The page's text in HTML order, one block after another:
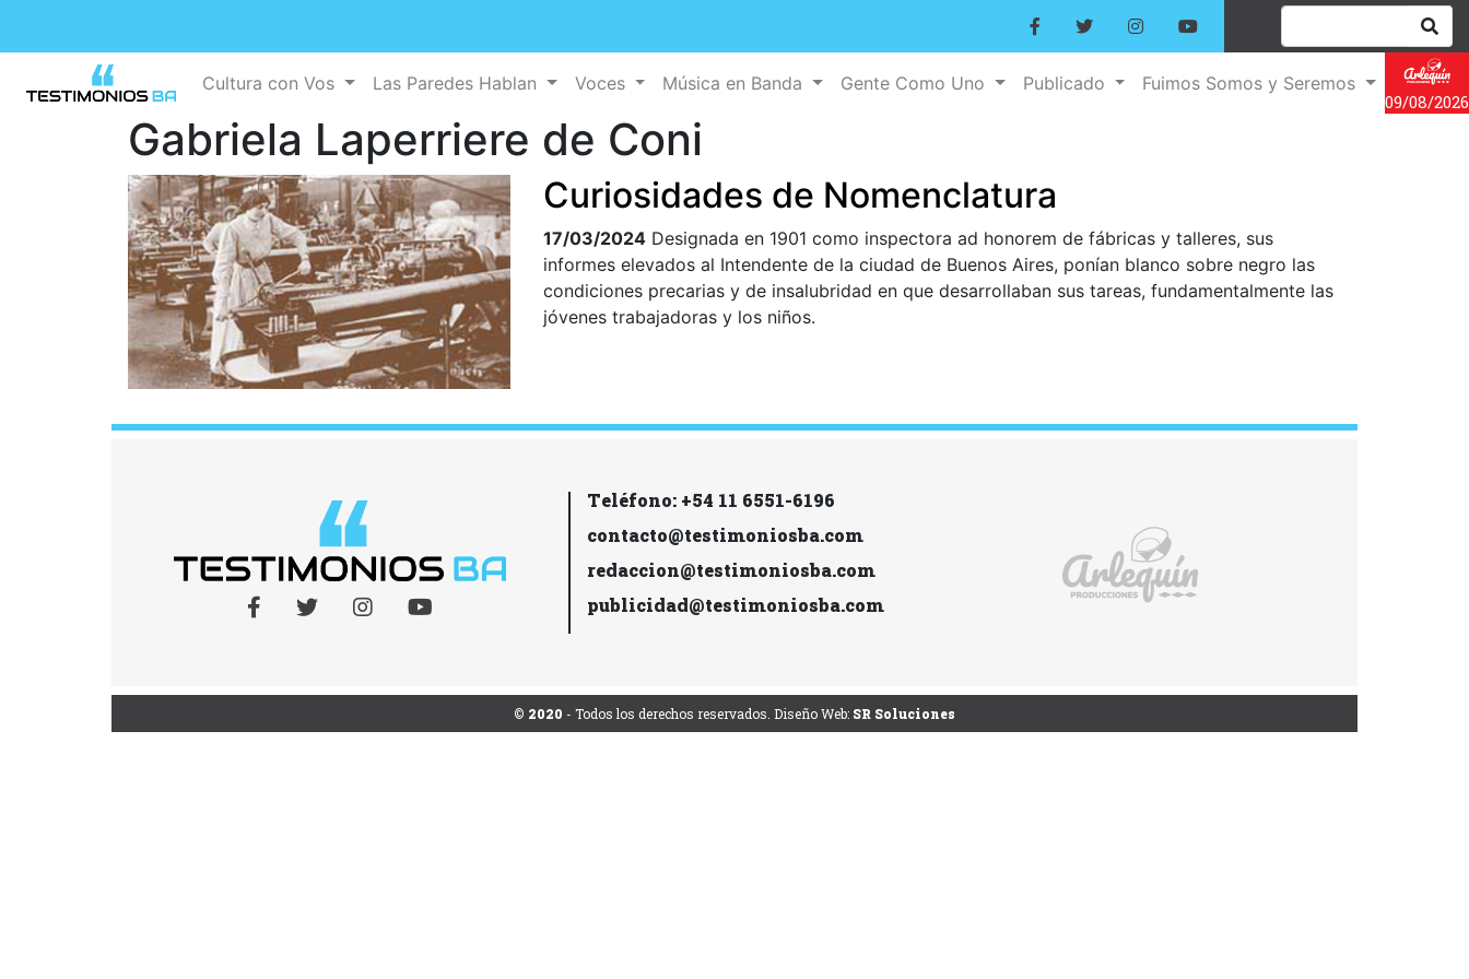
Cultura con Vos Las Paredes Hablan Voces Música en Banda Gente Como Uno Publicado
Fuimos Somos y Seremos
09/08/2026
Gabriela Laperriere de Coni
Curiosidades de Nomenclatura
17/03/2024 Designada en 1901 como inspectora ad honorem de fábricas y talleres, sus
informes elevados al Intendente de la ciudad de Buenos Aires, ponían blanco sobre negro las
condiciones precarias y de insalubridad en que desarrollaban sus tareas, fundamentalmente las
jóvenes trabajadoras y los niños.
Teléfono: +54 11 6551-6196
contacto@testimoniosba.com
redaccion@testimoniosba.com
publicidad@testimoniosba.com
© 2020 - Todos los derechos reservados. Diseño Web: SR Soluciones